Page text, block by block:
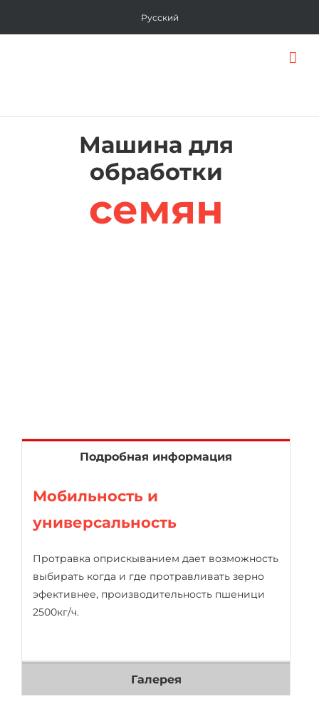
Русский
Машина для
обработки
семян
Подробная информация
Мобильность и
универсальность
Протравка оприскыванием дает возможность
выбирать когда и где протравливать зерно
эфективнее, производительность пшеници
2500кг/ч.
Галерея